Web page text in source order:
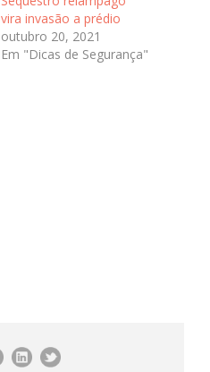
vira invasão a prédio
outubro 20, 2021
Em "Dicas de Segurança"